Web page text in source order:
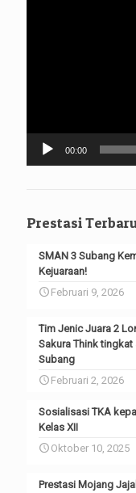
00:00
Prestasi
SMAN 3 Subang
Kejuaraan!
Februari 9, 2026
Tim Jenic Juara 2
Sakura Think
Subang
Februari 2, 2026
Sosialisasi TKA
Kelas XII
Oktober 10, 2025
Prestasi Mojang